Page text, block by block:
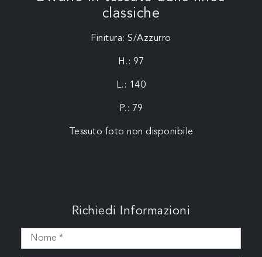
classiche
Finitura: S/Azzurro
H.: 97
L.: 140
P.: 79
Tessuto foto non disponibile
Richiedi Informazioni